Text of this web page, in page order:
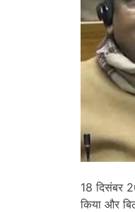
18 दिसंबर
किया और